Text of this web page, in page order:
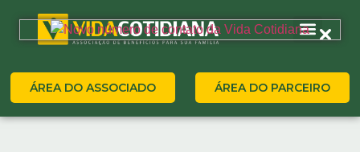
ÁREA DO ASSOCIADO ÁREA DO PARCEIRO